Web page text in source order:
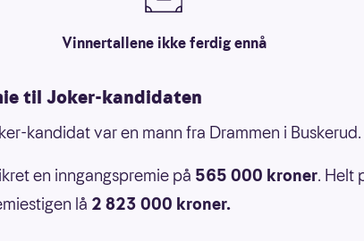
Vinnertallene ikke ferdig ennå
til Joker-kandidaten
kandidat var en mann fra Drammen i Buskerud.
en inngangspremie på 565 000 kroner. Helt
lå 2 823 000 kroner.